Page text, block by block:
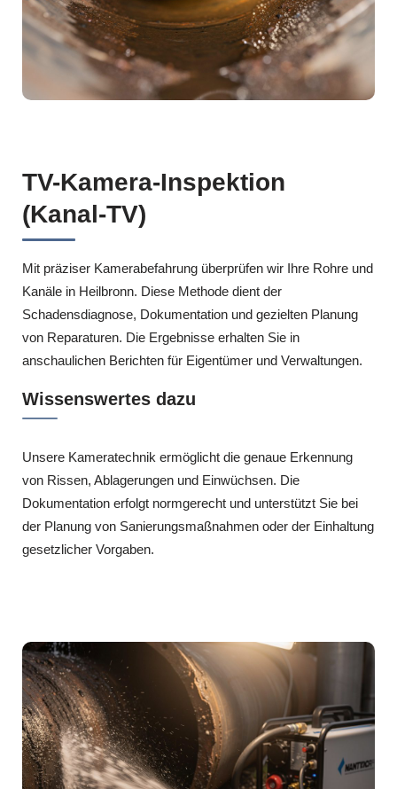
TV-Kamera-Inspektion
(Kanal-TV)
Mit präziser Kamerabefahrung überprüfen wir Ihre Rohre und
Kanäle in Heilbronn. Diese Methode dient der
Schadensdiagnose, Dokumentation und gezielten Planung
von Reparaturen. Die Ergebnisse erhalten Sie in
anschaulichen Berichten für Eigentümer und Verwaltungen.
Wissenswertes dazu
Unsere Kameratechnik ermöglicht die genaue Erkennung
von Rissen, Ablagerungen und Einwüchsen. Die
Dokumentation erfolgt normgerecht und unterstützt Sie bei
der Planung von Sanierungsmaßnahmen oder der Einhaltung
gesetzlicher Vorgaben.